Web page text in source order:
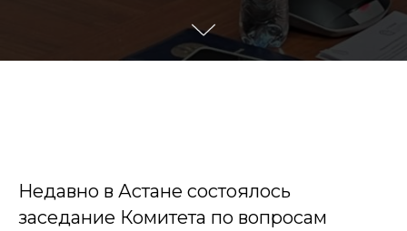
Недавно в Астане состоялось
заседание Комитета по вопросам